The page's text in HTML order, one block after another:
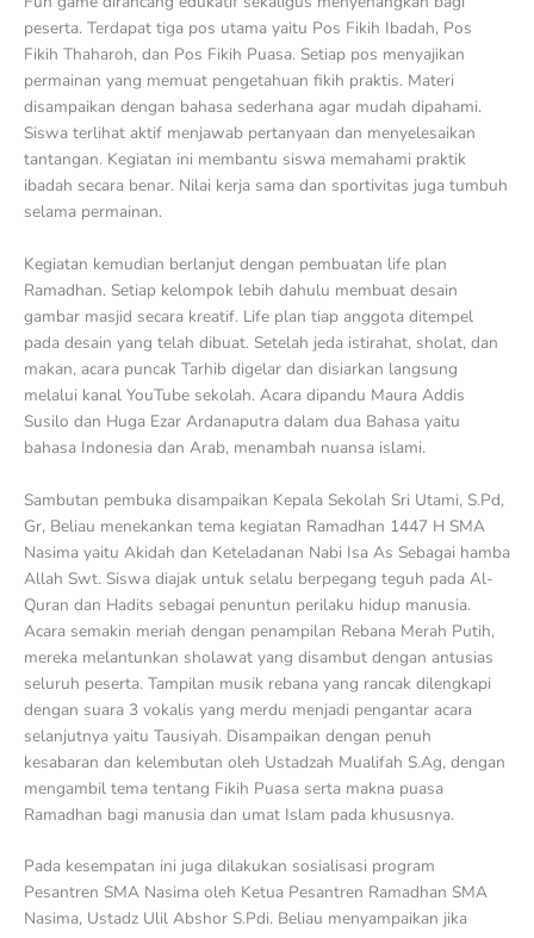
peserta. Terdapat tiga pos utama yaitu Pos Fikih Ibadah, Pos
Fikih Thaharoh, dan Pos Fikih Puasa. Setiap pos menyajikan
permainan yang memuat pengetahuan fikih praktis. Materi
disampaikan dengan bahasa sederhana agar mudah dipahami.
Siswa terlihat aktif menjawab pertanyaan dan menyelesaikan
tantangan. Kegiatan ini membantu siswa memahami praktik
ibadah secara benar. Nilai kerja sama dan sportivitas juga tumbuh
selama permainan.
Kegiatan kemudian berlanjut dengan pembuatan life plan
Ramadhan. Setiap kelompok lebih dahulu membuat desain
gambar masjid secara kreatif. Life plan tiap anggota ditempel
pada desain yang telah dibuat. Setelah jeda istirahat, sholat, dan
makan, acara puncak Tarhib digelar dan disiarkan langsung
melalui kanal YouTube sekolah. Acara dipandu Maura Addis
Susilo dan Huga Ezar Ardanaputra dalam dua Bahasa yaitu
bahasa Indonesia dan Arab, menambah nuansa islami.
Sambutan pembuka disampaikan Kepala Sekolah Sri Utami, S.Pd,
Gr, Beliau menekankan tema kegiatan Ramadhan 1447 H SMA
Nasima yaitu Akidah dan Keteladanan Nabi Isa As Sebagai hamba
Allah Swt. Siswa diajak untuk selalu berpegang teguh pada Al-
Quran dan Hadits sebagai penuntun perilaku hidup manusia.
Acara semakin meriah dengan penampilan Rebana Merah Putih,
mereka melantunkan sholawat yang disambut dengan antusias
seluruh peserta. Tampilan musik rebana yang rancak dilengkapi
dengan suara 3 vokalis yang merdu menjadi pengantar acara
selanjutnya yaitu Tausiyah. Disampaikan dengan penuh
kesabaran dan kelembutan oleh Ustadzah Mualifah S.Ag, dengan
mengambil tema tentang Fikih Puasa serta makna puasa
Ramadhan bagi manusia dan umat Islam pada khususnya.
Pada kesempatan ini juga dilakukan sosialisasi program
Pesantren SMA Nasima oleh Ketua Pesantren Ramadhan SMA
Nasima, Ustadz Ulil Abshor S.Pdi. Beliau menyampaikan jika